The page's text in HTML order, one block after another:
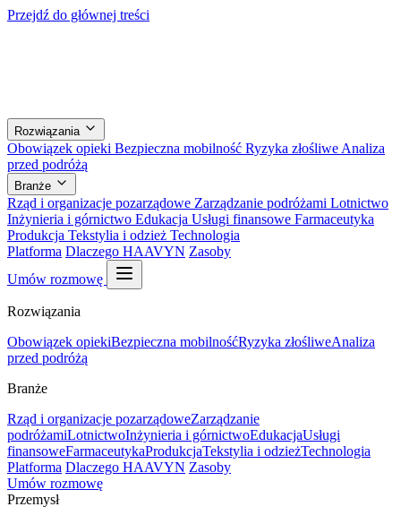
Przejdź do głównej treści
Rozwiązania
Obowiązek opieki Bezpieczna mobilność Ryzyka złośliwe Analiza
przed podróżą
Branże
Rząd i organizacje pozarządowe Zarządzanie podróżami Lotnictwo
Inżynieria i górnictwo Edukacja Usługi finansowe Farmaceutyka
Produkcja Tekstylia i odzież Technologia
Platforma Dlaczego HAAVYN Zasoby
Umów rozmowę
Rozwiązania
Obowiązek opiekiBezpieczna mobilnośćRyzyka złośliweAnaliza
przed podróżą
Branże
Rząd i organizacje pozarządoweZarządzanie
podróżamiLotnictwoInżynieria i górnictwoEdukacjaUsługi
finansoweFarmaceutykaProdukcjaTekstylia i odzieżTechnologia
Platforma Dlaczego HAAVYN Zasoby
Umów rozmowę
Przemysł